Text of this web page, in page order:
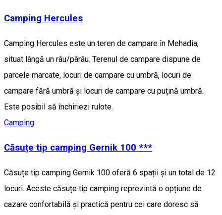
Camping Hercules
Camping Hercules este un teren de campare în Mehadia,
situat lângă un râu/pârâu. Terenul de campare dispune de
parcele marcate, locuri de campare cu umbră, locuri de
campare fără umbră și locuri de campare cu puțină umbră.
Este posibil să închiriezi rulote.
Camping
Căsuțe tip camping Gernik 100 ***
Căsuțe tip camping Gernik 100 oferă 6 spații și un total de 12
locuri. Aceste căsuțe tip camping reprezintă o opțiune de
cazare confortabilă și practică pentru cei care doresc să